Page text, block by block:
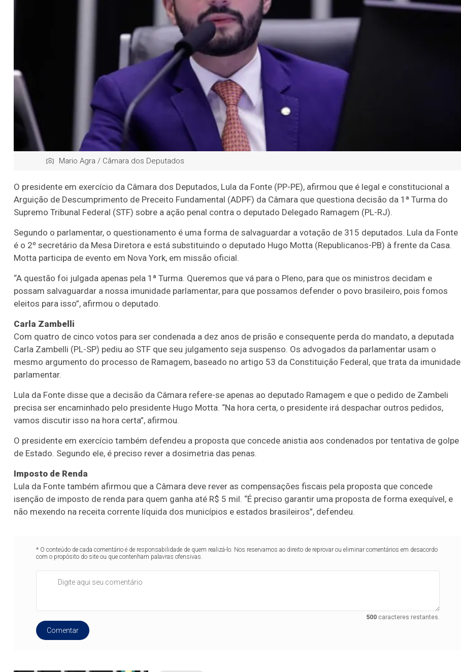
Mario Agra / Câmara dos Deputados
O presidente em exercício da Câmara dos Deputados, Lula da Fonte (PP-PE), afirmou que é legal e constitucional a
Arguição de Descumprimento de Preceito Fundamental (ADPF) da Câmara que questiona decisão da 1ª Turma do
Supremo Tribunal Federal (STF) sobre a ação penal contra o deputado Delegado Ramagem (PL-RJ).
Segundo o parlamentar, o questionamento é uma forma de salvaguardar a votação de 315 deputados. Lula da Fonte
é o 2º secretário da Mesa Diretora e está substituindo o deputado Hugo Motta (Republicanos-PB) à frente da Casa.
Motta participa de evento em Nova York, em missão oficial.
“A questão foi julgada apenas pela 1ª Turma. Queremos que vá para o Pleno, para que os ministros decidam e
possam salvaguardar a nossa imunidade parlamentar, para que possamos defender o povo brasileiro, pois fomos
eleitos para isso”, afirmou o deputado.
Carla Zambelli
Com quatro de cinco votos para ser condenada a dez anos de prisão e consequente perda do mandato, a deputada
Carla Zambelli (PL-SP) pediu ao STF que seu julgamento seja suspenso. Os advogados da parlamentar usam o
mesmo argumento do processo de Ramagem, baseado no artigo 53 da Constituição Federal, que trata da imunidade
parlamentar.
Lula da Fonte disse que a decisão da Câmara refere-se apenas ao deputado Ramagem e que o pedido de Zambeli
precisa ser encaminhado pelo presidente Hugo Motta. “Na hora certa, o presidente irá despachar outros pedidos,
vamos discutir isso na hora certa”, afirmou.
O presidente em exercício também defendeu a proposta que concede anistia aos condenados por tentativa de golpe
de Estado. Segundo ele, é preciso rever a dosimetria das penas.
Imposto de Renda
Lula da Fonte também afirmou que a Câmara deve rever as compensações fiscais pela proposta que concede
isenção de imposto de renda para quem ganha até R$ 5 mil. “É preciso garantir uma proposta de forma exequível, e
não mexendo na receita corrente líquida dos municípios e estados brasileiros”, defendeu.
* O conteúdo de cada comentário é de responsabilidade de quem realizá-lo. Nos reservamos ao direito de reprovar ou eliminar comentários em desacordo
com o propósito do site ou que contenham palavras ofensivas.
500caracteres restantes.
Comentar